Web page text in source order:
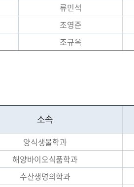
류민석
조영준
조규옥
소속
양식생물학과
해양바이오식품학과
수산생명의학과